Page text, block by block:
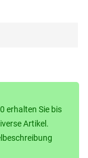
erhalten Sie bis
Artikel.